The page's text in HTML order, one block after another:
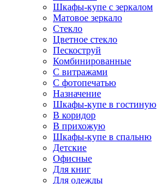
Шкафы-купе с зеркалом
Матовое зеркало
Стекло
Цветное стекло
Пескоструй
Комбинированные
С витражами
С фотопечатью
Назначение
Шкафы-купе в гостиную
В коридор
В прихожую
Шкафы-купе в спальню
Детские
Офисные
Для книг
Для одежды